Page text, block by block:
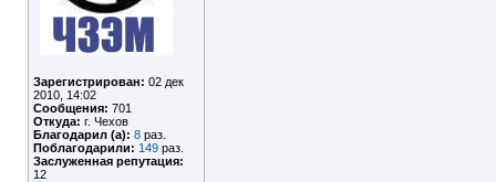
Зарегистрирован: 02 дек
2010, 14:02
Сообщения: 701
Откуда: г. Чехов
Благодарил (а): 8 раз.
Поблагодарили: 149 раз.
Заслуженная репутация:
12